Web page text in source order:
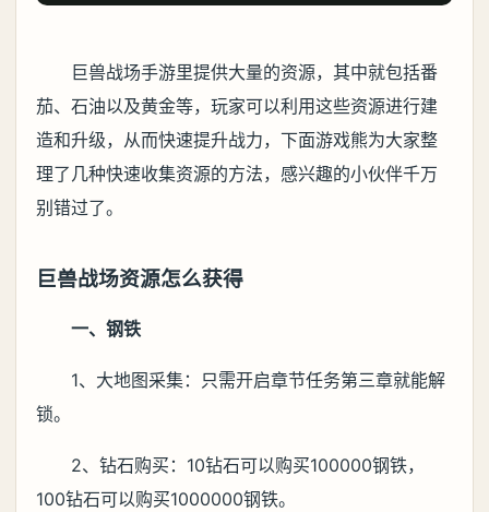
巨兽战场手游里提供大量的资源，其中就包括番
茄、石油以及黄金等，玩家可以利用这些资源进行建
造和升级，从而快速提升战力，下面游戏熊为大家整
理了几种快速收集资源的方法，感兴趣的小伙伴千万
别错过了。
巨兽战场资源怎么获得
一、钢铁
1、大地图采集：只需开启章节任务第三章就能解
锁。
2、钻石购买：10钻石可以购买100000钢铁，
100钻石可以购买1000000钢铁。